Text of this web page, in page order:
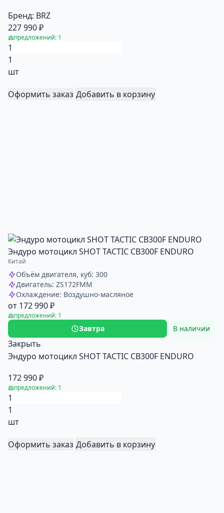
Бренд: BRZ
227 990 ₽
предложений: 1
1
шт
Оформить заказ Добавить в корзину
Эндуро мотоцикл SHOT TACTIC CB300F ENDURO
Китай
Объём двигателя, куб: 300
Двигатель: ZS172FMM
Охлаждение: Воздушно-масляное
от 172 990 ₽
предложений: 1
Завтра В наличии
Закрыть
Эндуро мотоцикл SHOT TACTIC CB300F ENDURO
172 990 ₽
предложений: 1
1
шт
Оформить заказ Добавить в корзину